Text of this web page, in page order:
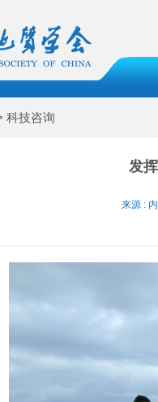
科技咨询
发
来源 :